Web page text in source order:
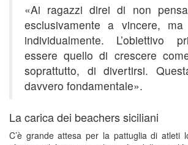
«Ai ragazzi direi di non
esclusivamente a vincere,
individualmente. L’obiettivo
essere quello di crescere
soprattutto, di divertirsi.
davvero fondamentale».
La carica dei beachers siciliani
C’è grande attesa per la pattuglia di atleti